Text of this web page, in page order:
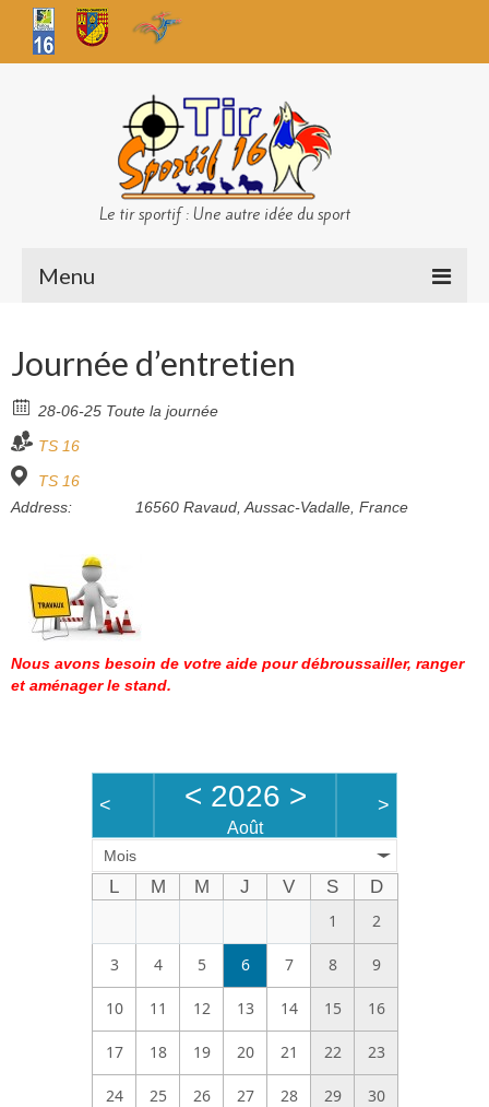
Le tir sportif : Une autre idée du sport
Menu
Sécurité
Challenges TS 16
Bénévoles
Vidéos
Boutique
Journée d’entretien
28-06-25 Toute la journée
TS 16
TS 16
Address:
16560 Ravaud, Aussac-Vadalle, France
Nous avons besoin de votre aide pour débroussailler, ranger
et aménager le stand.
< < 2026 >
Août
>
Mois
L M M J V S
D
1
2
3 4 5 6 7 8 9
10 11 12 13 14 15 16
17 18 19 20 21 22 23
24 25 26 27 28 29 30